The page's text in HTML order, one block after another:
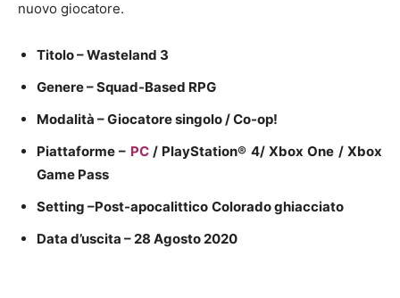
nuovo giocatore.
Titolo – Wasteland 3
Genere – Squad-Based RPG
Modalità – Giocatore singolo / Co-op!
Piattaforme – PC/ PlayStation® 4/ Xbox One / Xbox
Game Pass
Setting –Post-apocalittico Colorado ghiacciato
Data d’uscita – 28 Agosto 2020